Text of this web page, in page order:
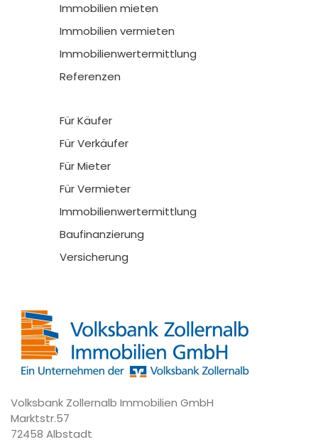
Immobilien mieten
Immobilien vermieten
Immobilienwertermittlung
Referenzen
Für Käufer
Für Verkäufer
Für Mieter
Für Vermieter
Immobilienwertermittlung
Baufinanzierung
Versicherung
Volksbank Zollernalb Immobilien GmbH
Marktstr.57
72458 Albstadt